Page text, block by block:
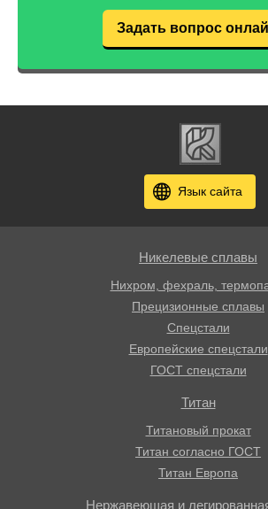
Задать вопрос
Язык сайта
Никелевые сплавы
Нихром, фехраль,
Прецизионные сплавы
Спецстали
Европейские спецстали
ГОСТ спецстали
Титан
Титановый прокат
Титан согласно ГОСТ
Титан Европа
Нержавеющая и